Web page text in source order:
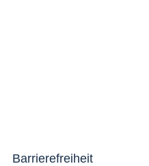
Barrierefreiheit